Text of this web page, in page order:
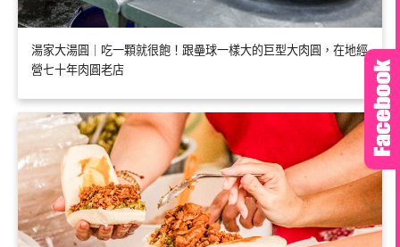
湯家大湯圓｜吃一顆就很飽！跟壘球一樣大的巨型大肉圓，在地經
營七十年肉圓老店